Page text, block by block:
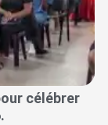
célébrer